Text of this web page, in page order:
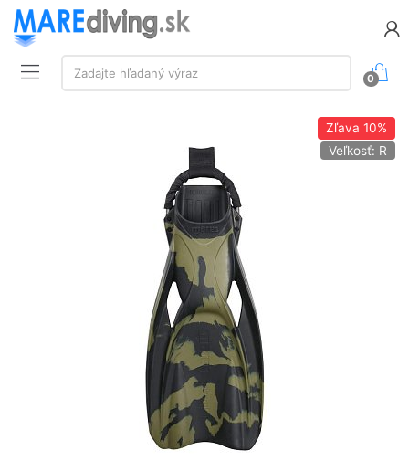
Vyhľadávanie:
Zadajte hľadaný výraz
0
Zľava 10%
Veľkosť: R